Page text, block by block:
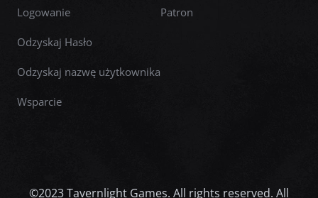
Logowanie
Odzyskaj Hasło
Odzyskaj nazwę użytkownika
Wsparcie
Patron
©2023 Tavernlight Games. All rights reserved. All